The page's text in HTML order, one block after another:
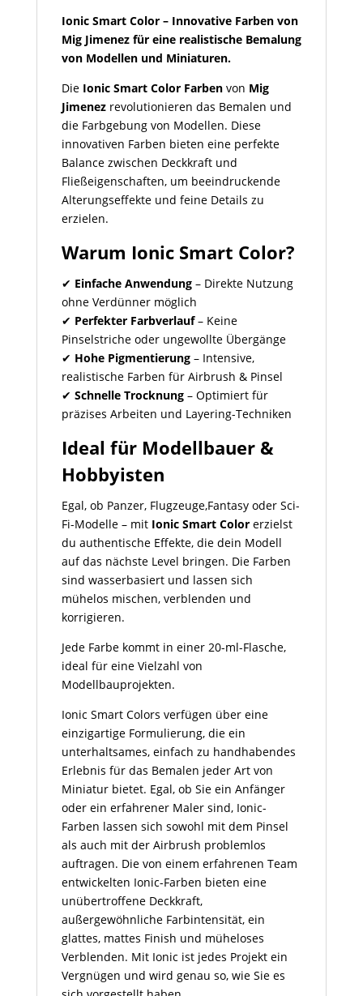
Ionic Smart Color – Innovative Farben von
Mig Jimenez für eine realistische Bemalung
von Modellen und Miniaturen.
Die Ionic Smart Color Farbenvon Mig
Jimenezrevolutionieren das Bemalen und
die Farbgebung von Modellen. Diese
innovativen Farben bieten eine perfekte
Balance zwischen Deckkraft und
Fließeigenschaften, um beeindruckende
Alterungseffekte und feine Details zu
erzielen.
Warum Ionic Smart Color?
✔ Einfache Anwendung– Direkte Nutzung
ohne Verdünner möglich
✔ Perfekter Farbverlauf– Keine
Pinselstriche oder ungewollte Übergänge
✔ Hohe Pigmentierung– Intensive,
realistische Farben für Airbrush & Pinsel
✔ Schnelle Trocknung– Optimiert für
präzises Arbeiten und Layering-Techniken
Ideal für Modellbauer &
Hobbyisten
Egal, ob Panzer, Flugzeuge,Fantasy oder Sci-
Fi-Modelle – mit Ionic Smart Colorerzielst
du authentische Effekte, die dein Modell
auf das nächste Level bringen. Die Farben
sind wasserbasiert und lassen sich
mühelos mischen, verblenden und
korrigieren.
Jede Farbe kommt in einer 20-ml-Flasche,
ideal für eine Vielzahl von
Modellbauprojekten.
Ionic Smart Colors verfügen über eine
einzigartige Formulierung, die ein
unterhaltsames, einfach zu handhabendes
Erlebnis für das Bemalen jeder Art von
Miniatur bietet. Egal, ob Sie ein Anfänger
oder ein erfahrener Maler sind, Ionic-
Farben lassen sich sowohl mit dem Pinsel
als auch mit der Airbrush problemlos
auftragen. Die von einem erfahrenen Team
entwickelten Ionic-Farben bieten eine
unübertroffene Deckkraft,
außergewöhnliche Farbintensität, ein
glattes, mattes Finish und müheloses
Verblenden. Mit Ionic ist jedes Projekt ein
Vergnügen und wird genau so, wie Sie es